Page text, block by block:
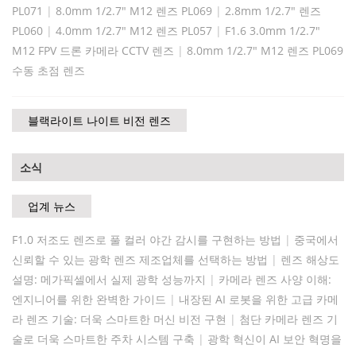
PL071 | 8.0mm 1/2.7" M12 렌즈 PL069 | 2.8mm 1/2.7" 렌즈
PL060 | 4.0mm 1/2.7" M12 렌즈 PL057 | F1.6 3.0mm 1/2.7"
M12 FPV 드론 카메라 CCTV 렌즈 | 8.0mm 1/2.7" M12 렌즈 PL069
수동 초점 렌즈
블랙라이트 나이트 비전 렌즈
소식
업계 뉴스
F1.0 저조도 렌즈로 풀 컬러 야간 감시를 구현하는 방법 | 중국에서
신뢰할 수 있는 광학 렌즈 제조업체를 선택하는 방법 | 렌즈 해상도
설명: 메가픽셀에서 실제 광학 성능까지 | 카메라 렌즈 사양 이해:
엔지니어를 위한 완벽한 가이드 | 내장된 AI 로봇을 위한 고급 카메
라 렌즈 기술: 더욱 스마트한 머신 비전 구현 | 첨단 카메라 렌즈 기
술로 더욱 스마트한 주차 시스템 구축 | 광학 혁신이 AI 보안 혁명을